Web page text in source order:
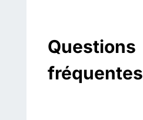
Questions
fréquentes